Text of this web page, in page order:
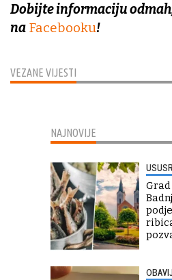
VEZANE VIJESTI
Dobijte informaciju
na Facebooku!
NAJNOVIJE